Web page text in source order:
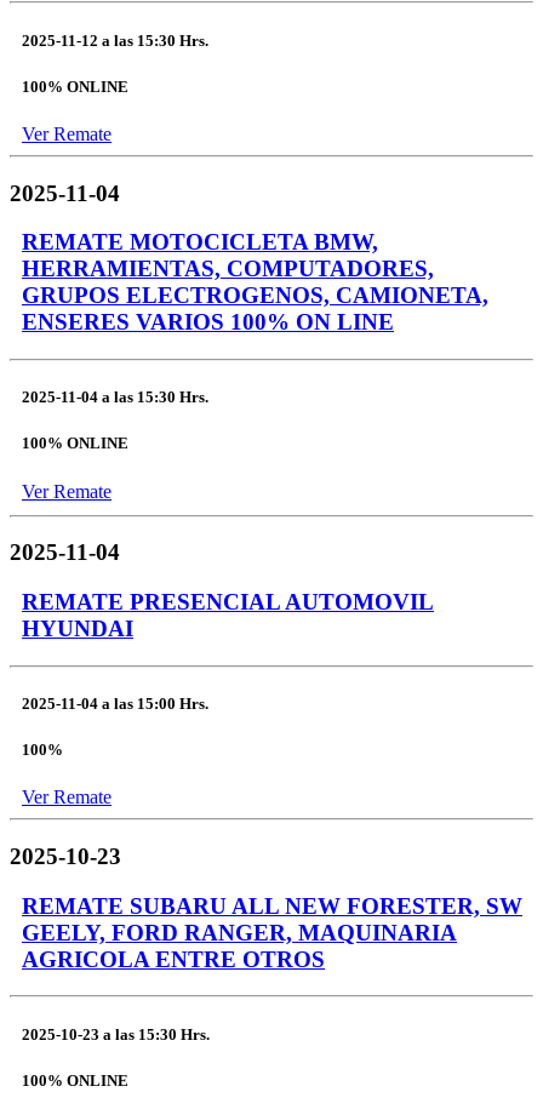
2025-11-12 a las 15:30 Hrs.
100% ONLINE
Ver Remate
2025-11-04
REMATE MOTOCICLETA BMW,
HERRAMIENTAS, COMPUTADORES,
GRUPOS ELECTROGENOS, CAMIONETA,
ENSERES VARIOS 100% ON LINE
2025-11-04 a las 15:30 Hrs.
100% ONLINE
Ver Remate
2025-11-04
REMATE PRESENCIAL AUTOMOVIL
HYUNDAI
2025-11-04 a las 15:00 Hrs.
100%
Ver Remate
2025-10-23
REMATE SUBARU ALL NEW FORESTER, SW
GEELY, FORD RANGER, MAQUINARIA
AGRICOLA ENTRE OTROS
2025-10-23 a las 15:30 Hrs.
100% ONLINE